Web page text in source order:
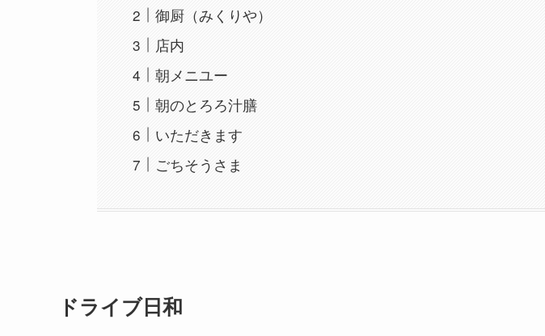
御厨（みくりや）
店内
朝メニユー
朝のとろろ汁膳
いただきます
ごちそうさま
ドライブ日和